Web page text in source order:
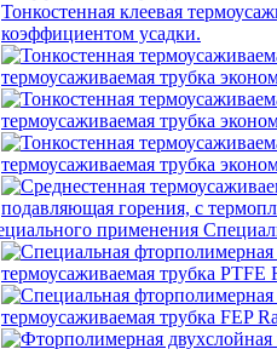
Тонкостенная клеевая
коэффициентом усадки.
термоусаживаемая трубка
термоусаживаемая трубка
термоусаживаемая трубка
подавляющая горения, с
термоусаживаемая трубка PTFE
термоусаживаемая трубка FEP